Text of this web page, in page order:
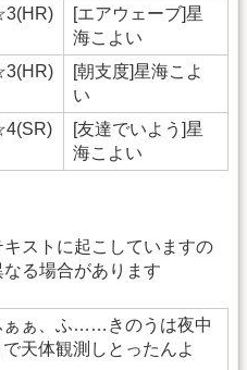
[エアウェーブ]星
海こよい
[朝支度]星海こよ
い
[友達でいよう]星
海こよい
ストに起こしていますの
る場合があります
ぁぁ、ふ……きのうは夜中
で天体観測しとったんよ